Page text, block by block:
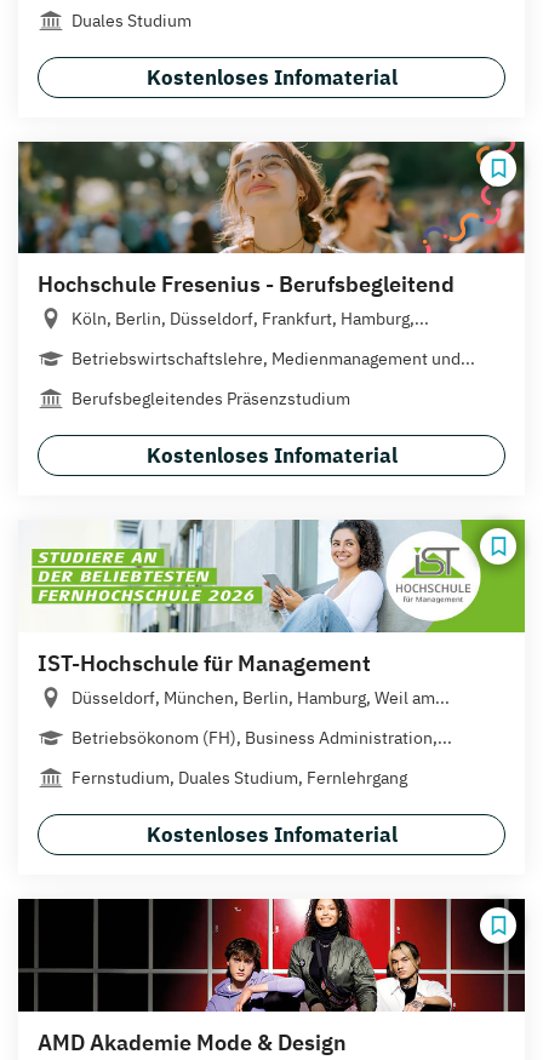
Duales Studium
Kostenloses Infomaterial
Hochschule Fresenius - Berufsbegleitend
Köln, Berlin, Düsseldorf, Frankfurt, Hamburg,...
Betriebswirtschaftslehre, Medienmanagement und...
Berufsbegleitendes Präsenzstudium
Kostenloses Infomaterial
IST-Hochschule für Management
Düsseldorf, München, Berlin, Hamburg, Weil am...
Betriebsökonom (FH), Business Administration,...
Fernstudium, Duales Studium, Fernlehrgang
Kostenloses Infomaterial
AMD Akademie Mode & Design